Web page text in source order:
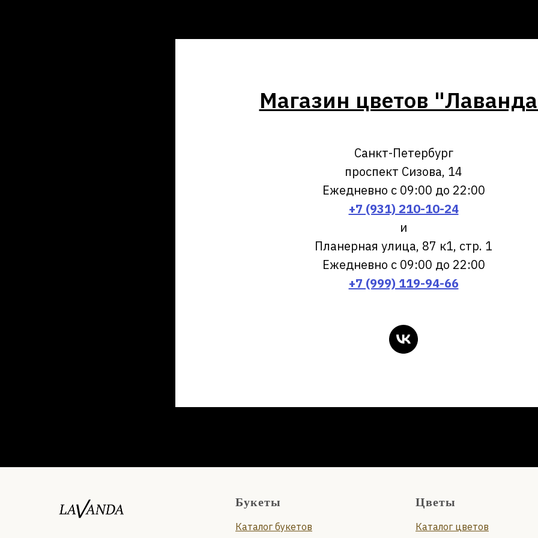
Магазин цветов
Санкт-Петербург
проспект Сизова, 14
Ежедневно с 09:00 до 22:00
+7 (931) 210-10-24
и
Планерная улица, 87 к1, стр. 1
Ежедневно с 09:00 до 22:00
+7 (999) 119-94-66
Букеты
Каталог букетов
Цветы
Каталог цветов